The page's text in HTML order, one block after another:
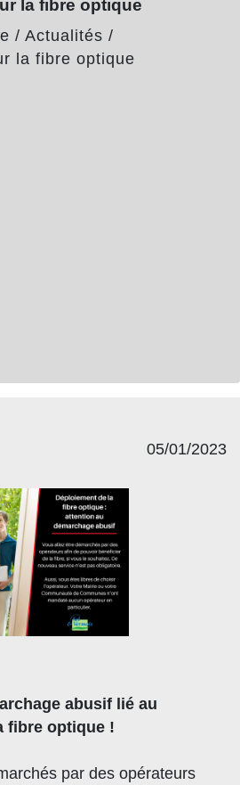
la fibre optique
/ Actualités /
la fibre optique
05/01/2023
abusif lié au
fibre optique !
par des opérateurs